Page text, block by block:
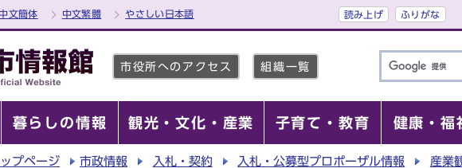
中文簡体 中文繁體 やさしい日本語 読み上げ ふりがな
市役所へのアクセス 組織一覧
暮らしの情報 観光・文化・産業 子育て・教育 健康・福
ップページ 市政情報 入札・契約 入札・公募型プロポーザル情報
産業